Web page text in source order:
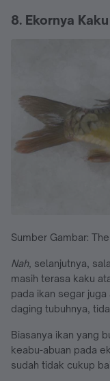
8. Ekornya Kaku
Sumber Gambar:
Nah, selanjutnya,
masih terasa kaku
pada ikan segar
daging tubuhnya,
Biasanya ikan yang
keabu-abuan pada
sudah tidak cukup